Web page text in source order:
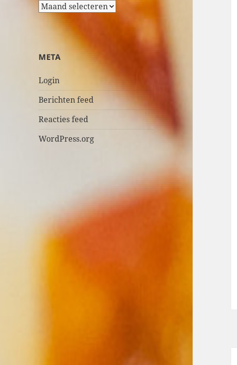
A
i
v
n
META
Login
Berichten feed
Reacties feed
WordPress.org